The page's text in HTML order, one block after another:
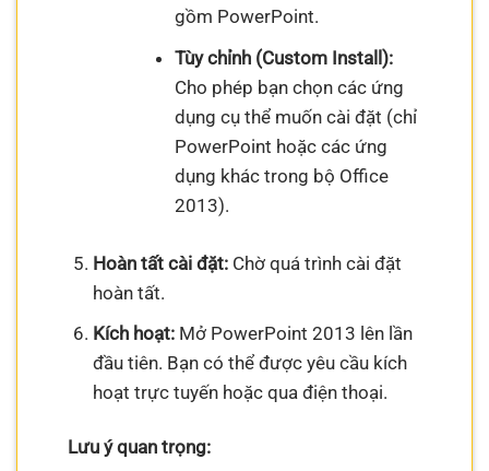
gồm PowerPoint.
Tùy chỉnh (Custom Install):
Cho phép bạn chọn các ứng
dụng cụ thể muốn cài đặt (chỉ
PowerPoint hoặc các ứng
dụng khác trong bộ Office
2013).
Hoàn tất cài đặt:Chờ quá trình cài đặt
hoàn tất.
Kích hoạt:Mở PowerPoint 2013 lên lần
đầu tiên. Bạn có thể được yêu cầu kích
hoạt trực tuyến hoặc qua điện thoại.
Lưu ý quan trọng: